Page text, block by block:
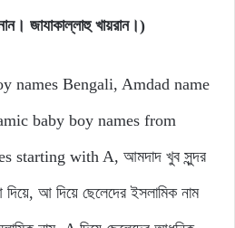
জাযাকাল্লাহু খায়রান।)
names Bengali, Amdad name
baby boy names from
starting with A, আমদাদ খুব সুন্দর
আ দিয়ে ছেলেদের ইসলামিক নাম